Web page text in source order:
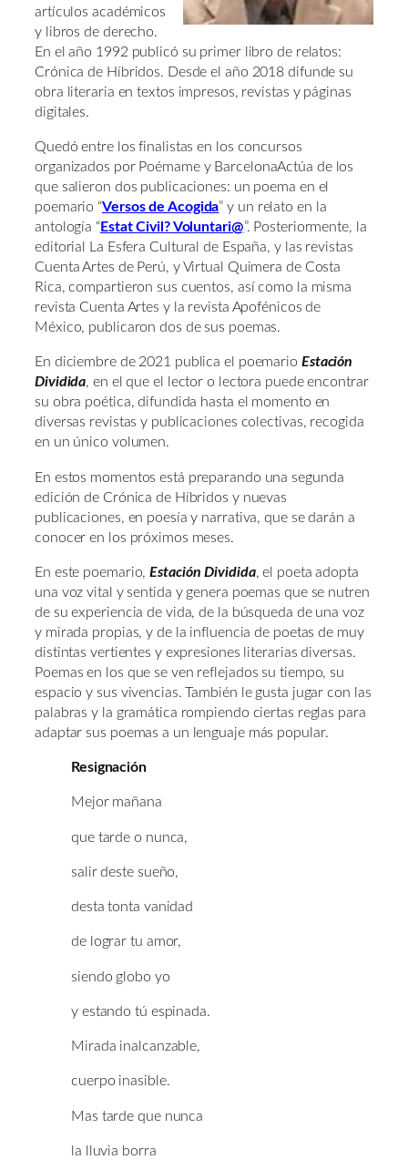
artículos académicos
y libros de derecho.
En el año 1992 publicó su primer libro de relatos:
Crónica de Híbridos. Desde el año 2018 difunde su
obra literaria en textos impresos, revistas y páginas
digitales.
Quedó entre los finalistas en los concursos
organizados por Poémame y BarcelonaActúa de los
que salieron dos publicaciones: un poema en el
poemario “Versos de Acogida” y un relato en la
antología “Estat Civil? Voluntari@”. Posteriormente, la
editorial La Esfera Cultural de España, y las revistas
Cuenta Artes de Perú, y Virtual Quimera de Costa
Rica, compartieron sus cuentos, así como la misma
revista Cuenta Artes y la revista Apofénicos de
México, publicaron dos de sus poemas.
En diciembre de 2021 publica el poemario Estación
Dividida, en el que el lector o lectora puede encontrar
su obra poética, difundida hasta el momento en
diversas revistas y publicaciones colectivas, recogida
en un único volumen.
En estos momentos está preparando una segunda
edición de Crónica de Híbridos y nuevas
publicaciones, en poesía y narrativa, que se darán a
conocer en los próximos meses.
En este poemario,Estación Dividida, el poeta adopta
una voz vital y sentida y genera poemas que se nutren
de su experiencia de vida, de la búsqueda de una voz
y mirada propias, y de la influencia de poetas de muy
distintas vertientes y expresiones literarias diversas.
Poemas en los que se ven reflejados su tiempo, su
espacio y sus vivencias. También le gusta jugar con las
palabras y la gramática rompiendo ciertas reglas para
adaptar sus poemas a un lenguaje más popular.
Resignación
Mejor mañana
que tarde o nunca,
salir deste sueño,
desta tonta vanidad
de lograr tu amor,
siendo globo yo
y estando tú espinada.
Mirada inalcanzable,
cuerpo inasible.
Mas tarde que nunca
la lluvia borra